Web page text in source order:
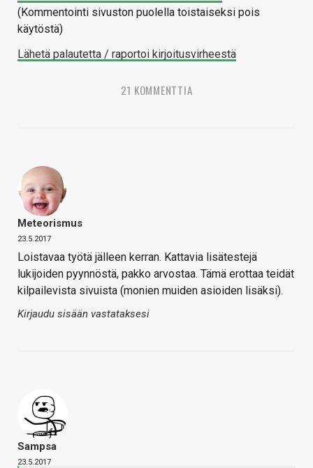
(Kommentointi sivuston puolella toistaiseksi pois
käytöstä)
Lähetä palautetta / raportoi kirjoitusvirheestä
21 KOMMENTTIA
Meteorismus
23.5.2017
Loistavaa työtä jälleen kerran. Kattavia lisätestejä
lukijoiden pyynnöstä, pakko arvostaa. Tämä erottaa teidät
kilpailevista sivuista (monien muiden asioiden lisäksi).
Kirjaudu sisään vastataksesi
Sampsa
23.5.2017